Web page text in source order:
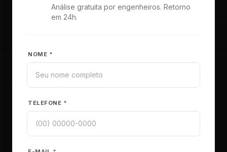
Análise gratuita por engenheiros. Retorno
em 24h.
NOME *
TELEFONE *